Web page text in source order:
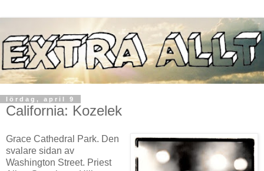
lördag, april 9
California: Kozelek
Grace Cathedral Park. Den
svalare sidan av
Washington Street. Priest